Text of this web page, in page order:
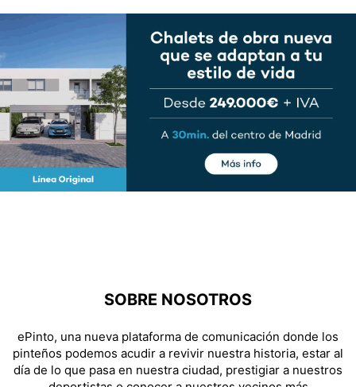
SOBRE NOSOTROS
ePinto, una nueva plataforma de comunicación donde los
pinteños podemos acudir a revivir nuestra historia, estar al
día de lo que pasa en nuestra ciudad, prestigiar a nuestros